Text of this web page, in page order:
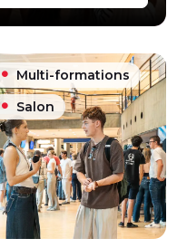
Multi-formations
Salon